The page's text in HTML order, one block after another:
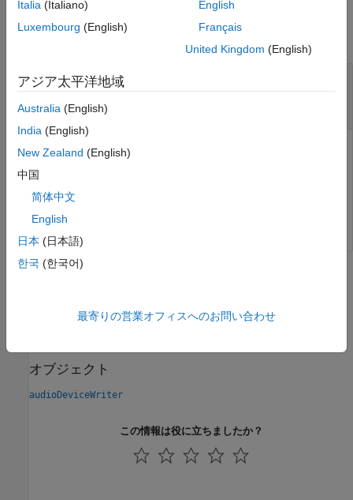
出力引数
すべて折りたたむ
devices— 互換性のある、利用可能なデバイス
のリスト
配列
互換性のある、利用可能なデバイスのリスト。オーディオ
データ型:
オブジェクト
audioDeviceWriter
この情報は役に立ちましたか？
Italia (Italiano)
Luxembourg (English)
English
Français
United Kingdom (English)
アジア太平洋地域
Australia (English)
India (English)
New Zealand (English)
中国
简体中文
English
日本 (日本語)
한국 (한국어)
最寄りの営業オフィスへのお問い合わせ